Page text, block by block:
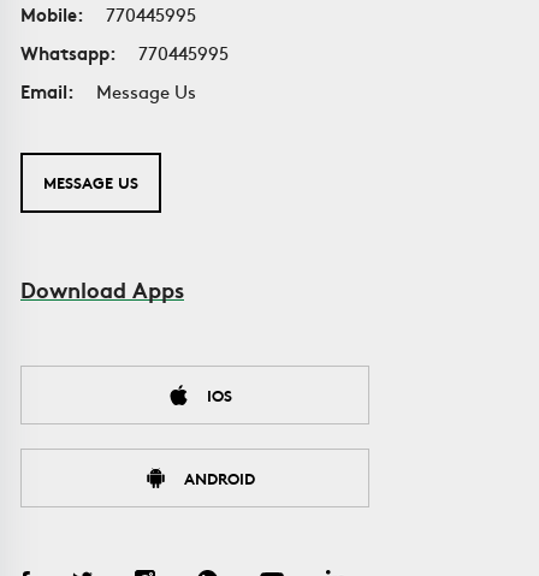
Mobile:
770445995
Whatsapp:
770445995
Email:
Message Us
MESSAGE US
Download Apps
IOS
ANDROID